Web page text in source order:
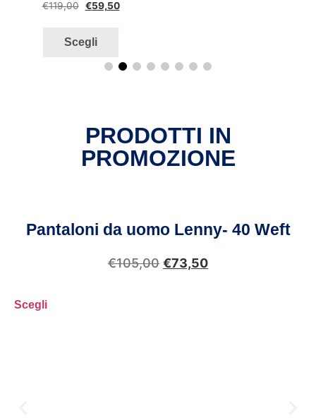
€119,00 €59,50
Scegli
PRODOTTI IN
PROMOZIONE
Pantaloni da uomo Lenny- 40 Weft
€105,00 €73,50
Scegli